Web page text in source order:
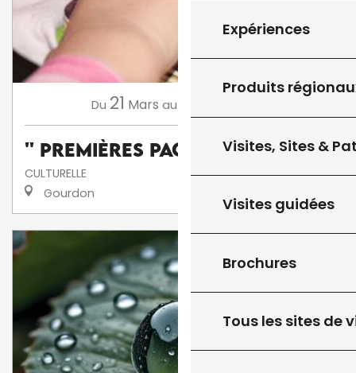
Expériences
Produits
Visites, Sites &
Visites guidées
Brochures
Tous les sites de
Du 21 Mars au
'' Premières Pages ''
CULTURELLE
Gourdon